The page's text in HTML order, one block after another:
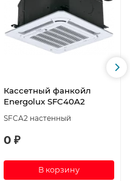
Кассетный фанкойл
Energolux SFC40A2
SFCA2 настенный
0 ₽
В корзину